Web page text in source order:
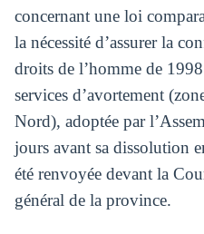
concernant une loi
la nécessité d’assurer la
droits de l’homme de
services d’avortement
Nord), adoptée par
jours avant sa dissolution
été renvoyée devant la
général de la province.